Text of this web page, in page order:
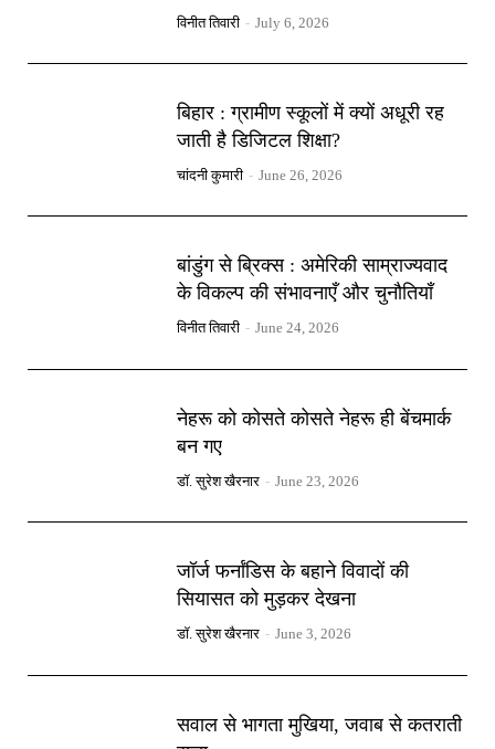
विनीत तिवारी - July 6, 2026
बिहार : ग्रामीण स्कूलों में क्यों अधूरी रह
जाती है डिजिटल शिक्षा?
चांदनी कुमारी - June 26, 2026
बांडुंग से ब्रिक्स : अमेरिकी साम्राज्यवाद
के विकल्प की संभावनाएँ और चुनौतियाँ
विनीत तिवारी - June 24, 2026
नेहरू को कोसते कोसते नेहरू ही बेंचमार्क
बन गए
डॉ. सुरेश खैरनार - June 23, 2026
जॉर्ज फर्नांडिस के बहाने विवादों की
सियासत को मुड़कर देखना
डॉ. सुरेश खैरनार - June 3, 2026
सवाल से भागता मुखिया, जवाब से कतराती